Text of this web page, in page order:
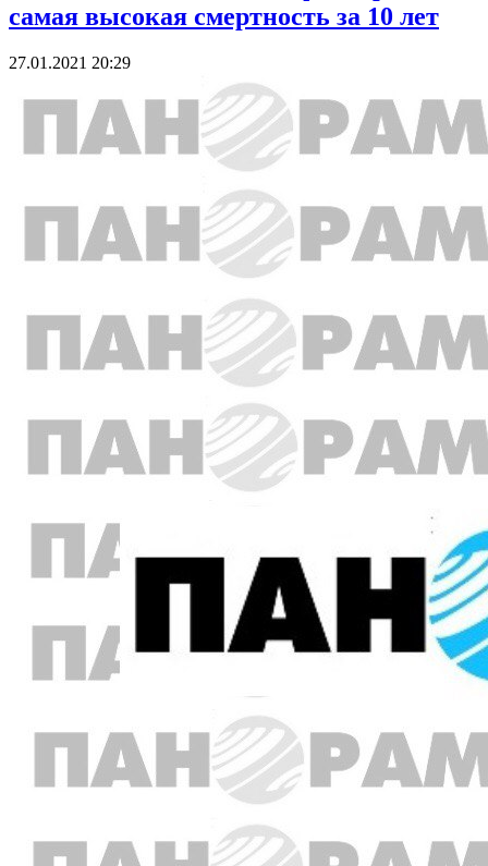
самая высокая смертность за 10 лет
27.01.2021 20:29